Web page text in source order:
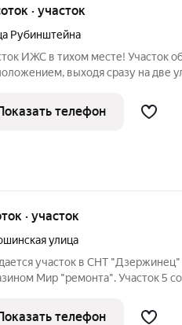
· участок
Рубинштейна
ИЖС в тихом месте! Участок
выходя сразу на две
лес для прогулок. Все
в
телефон
· участок
улица
участок в СНТ
Мир "ремонта". Участок 5
и душ. Удобные подъездные
телефон